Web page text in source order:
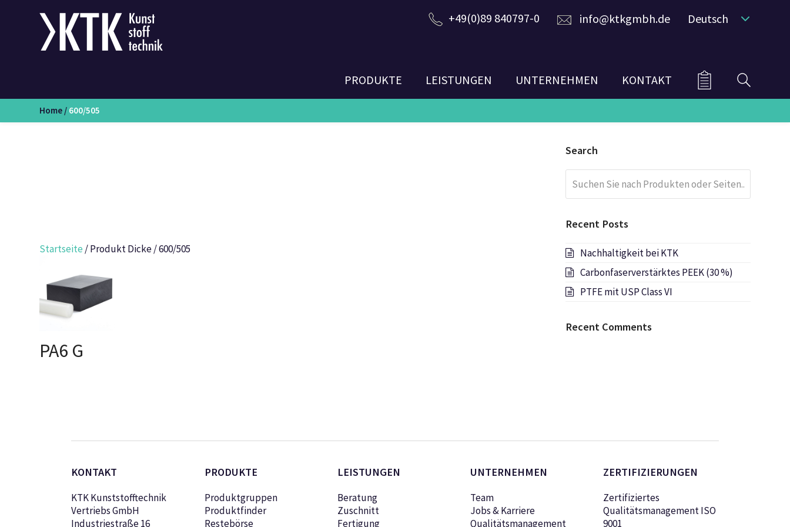
+49(0)89 840797-0 info@ktkgmbh.de Deutsch
PRODUKTE LEISTUNGEN UNTERNEHMEN KONTAKT
Home / 600/505
Startseite / Produkt Dicke / 600/505
PA6 G
Search
Sie
nach
oder
Submit
Recent Posts
Nachhaltigkeit bei KTK
Carbonfaserverstärktes PEEK (30 %)
PTFE mit USP Class VI
Recent Comments
KONTAKT
KTK Kunststofftechnik
Vertriebs GmbH
Industriestraße 16
PRODUKTE
Produktgruppen
Produktfinder
Restebörse
LEISTUNGEN
Beratung
Zuschnitt
Fertigung
UNTERNEHMEN
Team
Jobs & Karriere
Qualitätsmanagement
ZERTIFIZIERUNGEN
Zertifiziertes
Qualitätsmanagement ISO
9001